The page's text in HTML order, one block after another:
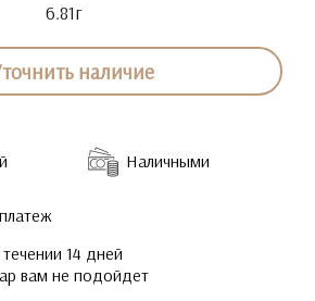
6.81г
наличие
Наличными
14 дней
вам не подойдет